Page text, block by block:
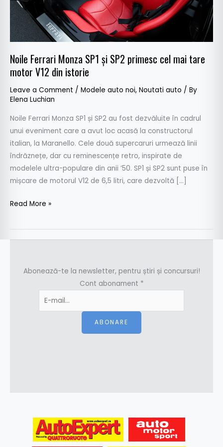
Noile Ferrari Monza SP1 și SP2 primesc cel mai tare
motor V12 din istorie
Leave a Comment / Modele auto noi, Noutati auto / By
Elena Luchian
Noile Ferrari Monza SP1 și SP2 au fost dezvăluite în cadrul
unui eveniment care a avut loc acasă la constructorul
italian, la Maranello. Cele două supercaruri urmează linii
îndrăznețe, dar cu reminescențe retro, inspirate de
modelele ultra-populare din anii ’50. SP1 și SP2 sunt puse în
mișcare de motorul V12 de 6,5 litri, care dezvoltă […]
cel
mai
tare
motor
V12
Read More »
Abonează-te la newsletter, pentru știri și concursuri!
Cont abonament *
ABONARE